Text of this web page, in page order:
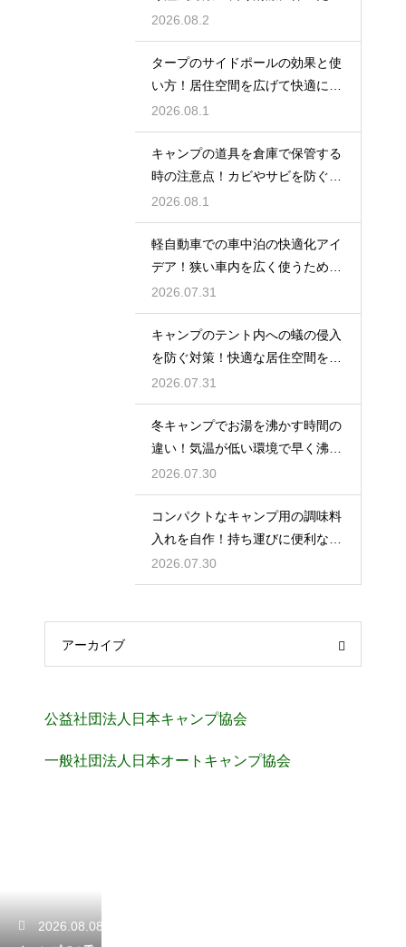
の手入れ
2026.08.2
タープのサイドポールの効果と使
い方！居住空間を広げて快適に過
ごす技
2026.08.1
キャンプの道具を倉庫で保管する
時の注意点！カビやサビを防ぐお
手入れ
2026.08.1
軽自動車での車中泊の快適化アイ
デア！狭い車内を広く使うための
工夫
2026.07.31
キャンプのテント内への蟻の侵入
を防ぐ対策！快適な居住空間をキ
ープ
2026.07.31
冬キャンプでお湯を沸かす時間の
違い！気温が低い環境で早く沸騰
させる
2026.07.30
コンパクトなキャンプ用の調味料
入れを自作！持ち運びに便利な収
納術
2026.07.30
アーカイブ
公益社団法人日本キャンプ協会
一般社団法人日本オートキャンプ協会
2026.08.08